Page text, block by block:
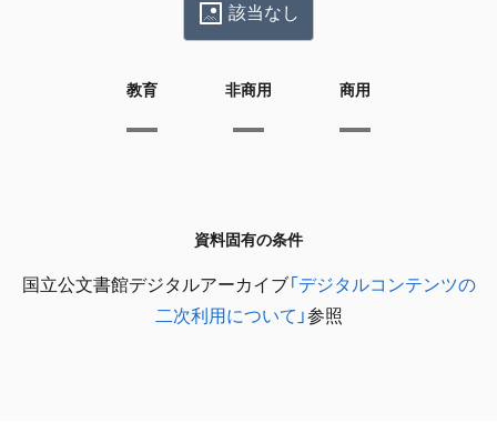
該当なし
教育 非商用 商用
資料固有の条件
国立公文書館デジタルアーカイブ「デジタルコンテンツの
二次利用について」参照